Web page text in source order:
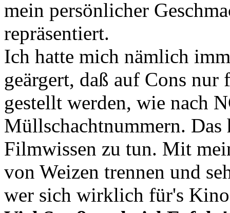
mein persönlicher
repräsentiert.
Ich hatte mich nämlich
geärgert, daß auf Cons
gestellt werden, wie nach
Müllschachtnummern.
Filmwissen zu tun. Mit
von Weizen trennen und
wer sich wirklich für's